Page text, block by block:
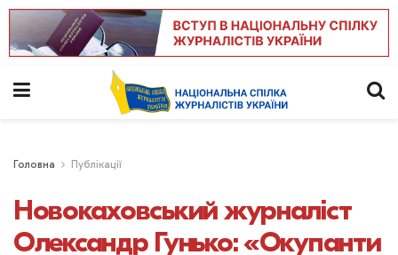
Головна Публікації
Новокаховський журналіст
Олександр Гунько: «Окупанти